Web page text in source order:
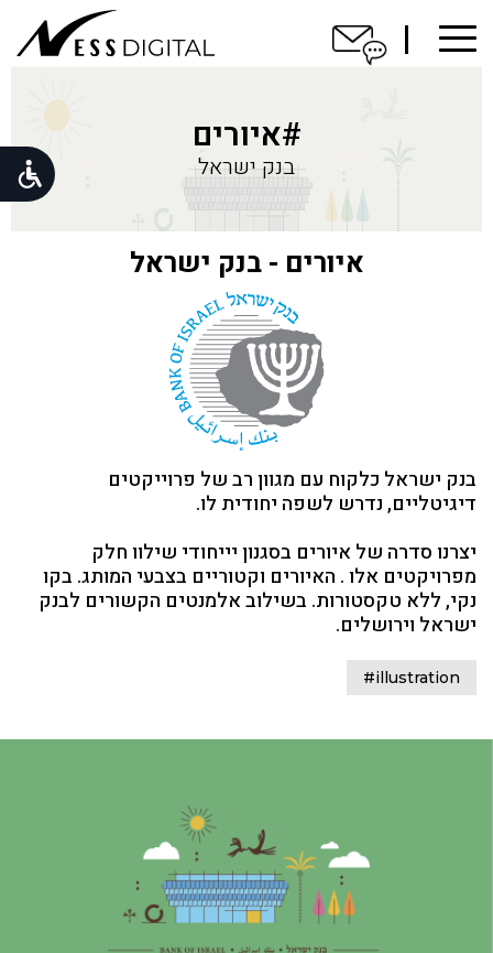
הסיפור
שלנו
לפורטפוליו
#איורים
בנק ישראל
איורים - בנק ישראל
בנק ישראל כלקוח עם מגוון רב של פרוייקטים
דיגיטליים, נדרש לשפה יחודית לו.
יצרנו סדרה של איורים בסגנון יייחודי שילוו חלק
מפרויקטים אלו . האיורים וקטוריים בצבעי המותג. בקו
נקי, ללא טקסטורות. בשילוב אלמנטים הקשורים לבנק
ישראל וירושלים.
#illustration